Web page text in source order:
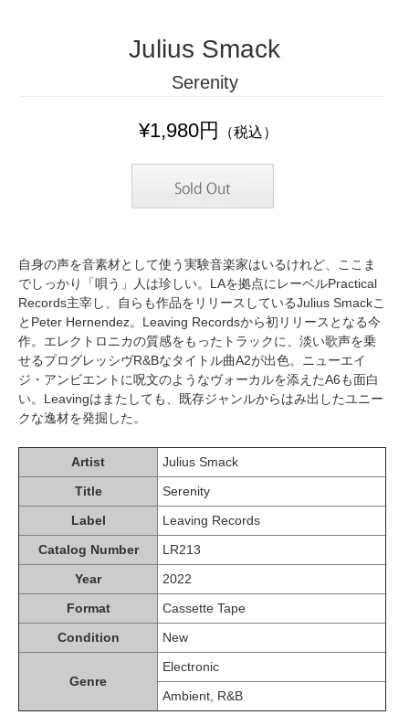
Julius Smack
Serenity
¥1,980円 （税込）
自身の声を音素材として使う実験音楽家はいるけれど、ここま
でしっかり「唄う」人は珍しい。LAを拠点にレーベルPractical
Records主宰し、自らも作品をリリースしているJulius Smackこ
とPeter Hernendez。Leaving Recordsから初リリースとなる今
作。エレクトロニカの質感をもったトラックに、淡い歌声を乗
せるプログレッシヴR&Bなタイトル曲A2が出色。ニューエイ
ジ・アンビエントに呪文のようなヴォーカルを添えたA6も面白
い。Leavingはまたしても、既存ジャンルからはみ出したユニー
クな逸材を発掘した。
Artist
Julius Smack
Title
Serenity
Label
Leaving Records
Catalog Number
LR213
Year
2022
Format
Cassette Tape
Condition
New
Genre
Electronic
Ambient, R&B